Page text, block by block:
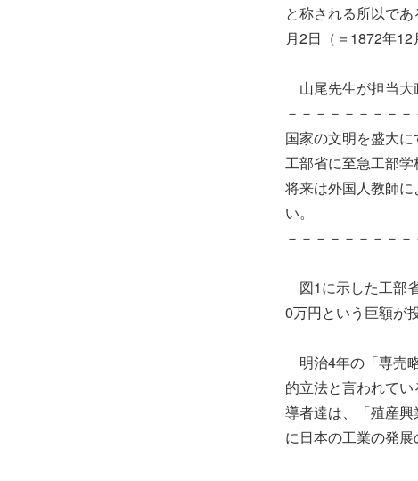
と称される所以で
月2日（＝1872年12
山尾先生が担当大
－－－－－－－－
国家の文明を盛大
工部省に至急工部学
将来は外国人教師
い。
－－－－－－－－
図1に示した工部
0万円という巨額が
明治4年の「専売
的立法と言われて
導者達は、「殖産
に日本の工業の発展